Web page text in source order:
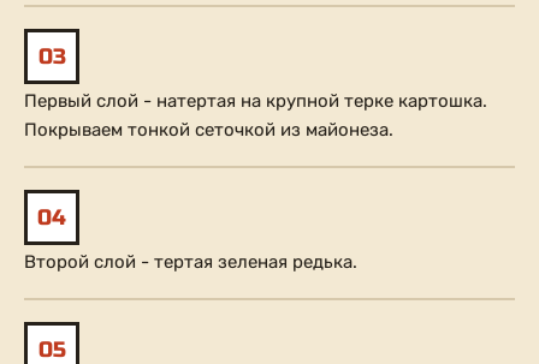
03
Первый слой - натертая на крупной терке картошка.
Покрываем тонкой сеточкой из майонеза.
04
Второй слой - тертая зеленая редька.
05